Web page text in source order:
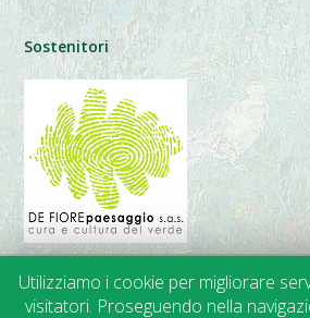
Sostenitori
Utilizziamo i cookie per migliorare
visitatori. Proseguendo nella